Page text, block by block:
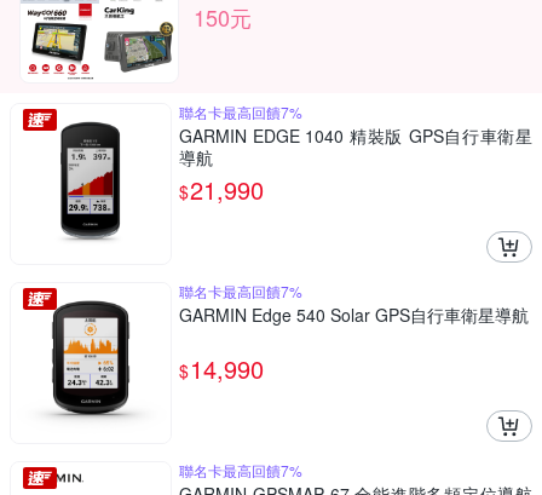
150元
聯名卡最高回饋7%
GARMIN EDGE 1040 精裝版 GPS自行車衛星
導航
$21,990
聯名卡最高回饋7%
GARMIN Edge 540 Solar GPS自行車衛星導航
$14,990
聯名卡最高回饋7%